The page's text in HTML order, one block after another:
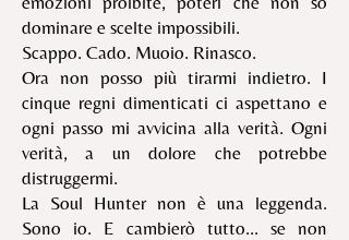
dominare e scelte impossibili.
Scappo. Cado. Muoio. Rinasco.
Ora non posso più tirarmi indietro. I
cinque regni dimenticati ci aspettano e
ogni passo mi avvicina alla verità. Ogni
verità, a un dolore che potrebbe
distruggermi.
La Soul Hunter non è una leggenda.
Sono io. E cambierò tutto... se non